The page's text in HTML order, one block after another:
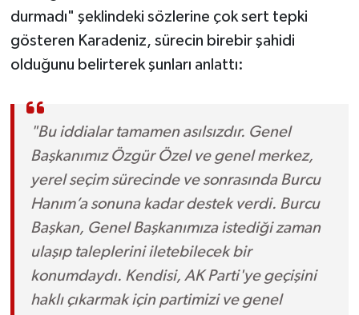
durmadı" şeklindeki sözlerine çok sert tepki
gösteren Karadeniz, sürecin birebir şahidi
olduğunu belirterek şunları anlattı:
"Bu iddialar tamamen asılsızdır. Genel
Başkanımız Özgür Özel ve genel merkez,
yerel seçim sürecinde ve sonrasında Burcu
Hanım’a sonuna kadar destek verdi. Burcu
Başkan, Genel Başkanımıza istediği zaman
ulaşıp taleplerini iletebilecek bir
konumdaydı. Kendisi, AK Parti'ye geçişini
haklı çıkarmak için partimizi ve genel